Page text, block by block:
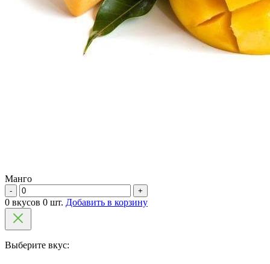
Манго
- +
0 вкусов 0 шт. Добавить в корзину
Выберите вкус: